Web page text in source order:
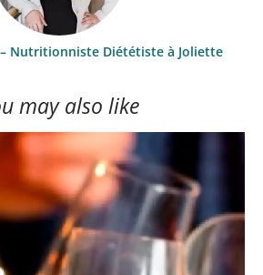
Nutritionniste Diététiste à Joliette
may also like